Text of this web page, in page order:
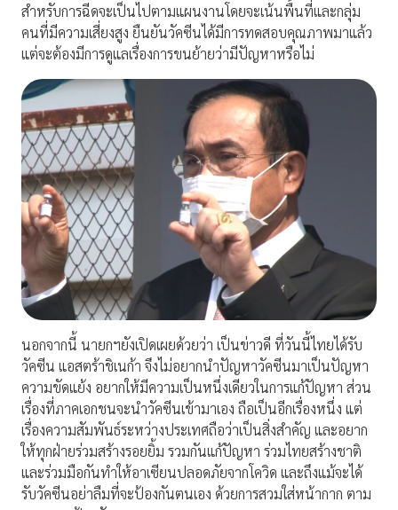
สำหรับการฉีดจะเป็นไปตามแผนงานโดยจะเน้นพื้นที่และกลุ่ม
คนที่มีความเสี่ยงสูง ยืนยันวัคซีนได้มีการทดสอบคุณภาพมาแล้ว
แต่จะต้องมีการดูแลเรื่องการขนย้ายว่ามีปัญหาหรือไม่
นอกจากนี้ นายกฯยังเปิดเผยด้วยว่า เป็นข่าวดี ที่วันนี้ไทยได้รับ
วัคซีน แอสตร้าชิเนก้า จึงไม่อยากนำปัญหาวัคซีนมาเป็นปัญหา
ความขัดแย้ง อยากให้มีความเป็นหนึ่งเดียวในการแก้ปัญหา ส่วน
เรื่องที่ภาคเอกชนจะนำวัคซีนเข้ามาเอง ถือเป็นอีกเรื่องหนึ่ง แต่
เรื่องความสัมพันธ์ระหว่างประเทศถือว่าเป็นสิ่งสำคัญ และอยาก
ให้ทุกฝ่ายร่วมสร้างรอยยิ้ม รวมกันแก้ปัญหา ร่วมไทยสร้างชาติ
และร่วมมือกันทำให้อาเซียนปลอดภัยจากโควิด และถึงแม้จะได้
รับวัคซีนอย่าลืมที่จะป้องกันตนเอง ด้วยการสวมใส่หน้ากาก ตาม